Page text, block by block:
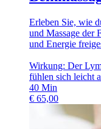
Erleben Sie, wie
und Massage der
und Energie
Wirkung: Der
fühlen sich leicht
40 Min
€ 65,00